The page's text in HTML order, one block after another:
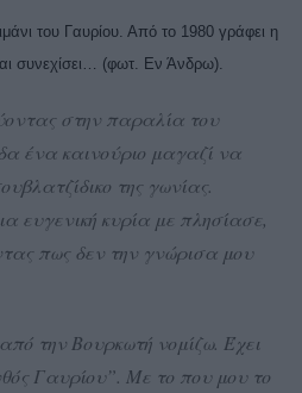
του Γαυρίου. Από το 1980 γράφει η
συνεχίσει… (φωτ. Εν Άνδρω).
στην παραλία του
ένα καινούριο μαγαζί να
της γωνίας.
ευγενική κυρία με πλησίασε,
πως δεν την γνώρισα μου
την Βουρκωτή νομίζω. Έχει
Γαυρίου”. Με το που μου το